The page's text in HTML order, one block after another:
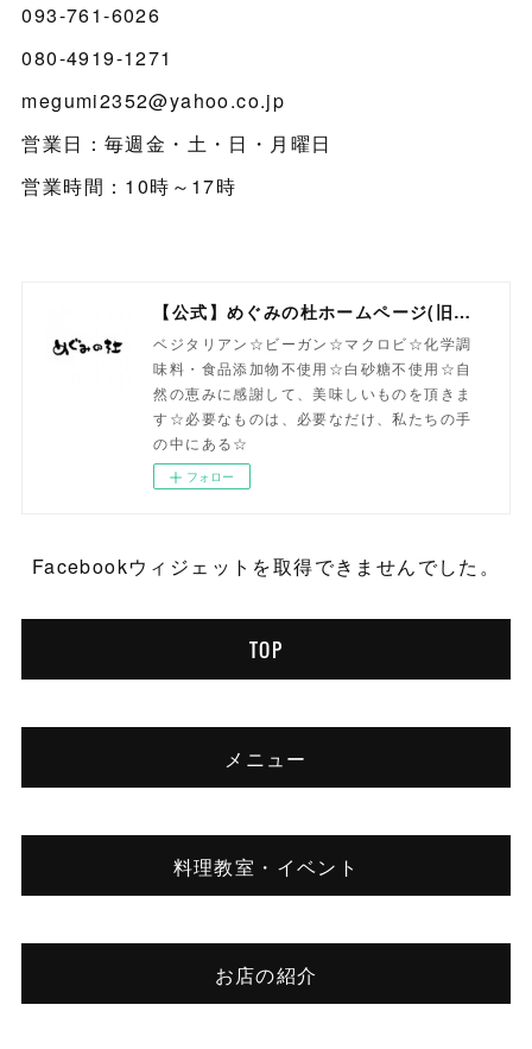
093-761-6026
080-4919-1271
megumi2352@yahoo.co.jp
営業日：毎週金・土・日・月曜日
営業時間：10時～17時
【公式】めぐみの杜ホームページ(旧自然食工房）
ベジタリアン☆ビーガン☆マクロビ☆化学調
味料・食品添加物不使用☆白砂糖不使用☆自
然の恵みに感謝して、美味しいものを頂きま
す☆必要なものは、必要なだけ、私たちの手
の中にある☆
フォロー
Facebookウィジェットを取得できませんでした。
TOP
メニュー
料理教室・イベント
お店の紹介